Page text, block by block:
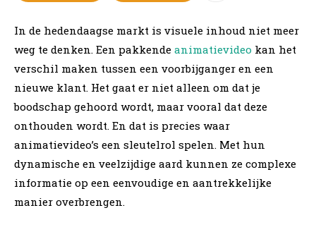
In de hedendaagse markt is visuele inhoud niet meer
weg te denken. Een pakkende animatievideo kan het
verschil maken tussen een voorbijganger en een
nieuwe klant. Het gaat er niet alleen om dat je
boodschap gehoord wordt, maar vooral dat deze
onthouden wordt. En dat is precies waar
animatievideo’s een sleutelrol spelen. Met hun
dynamische en veelzijdige aard kunnen ze complexe
informatie op een eenvoudige en aantrekkelijke
manier overbrengen.